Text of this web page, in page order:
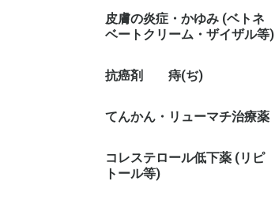
皮膚の炎症・かゆみ (ベトネ
ベートクリーム・ザイザル等)
抗癌剤 痔(ぢ)
てんかん・リューマチ治療薬
コレステロール低下薬 (リピ
トール等)